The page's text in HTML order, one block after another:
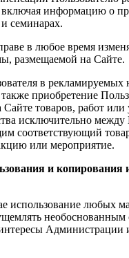
включая информацию о
семинарах.
в любое время
размещаемой на Сайте.
в рекламируемых
приобретение
товаров, работ или
исключительно между
соответствующий
или мероприятие.
и копирования
использование любых
необоснованным
Администрации